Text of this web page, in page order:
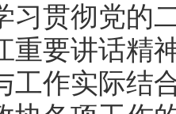
习贯彻党的
重要讲话精
工作实际结